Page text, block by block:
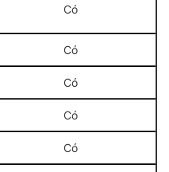
Có
Có
Có
Có
Có